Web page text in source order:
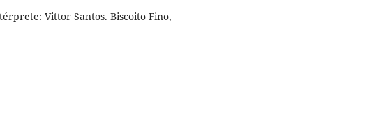
Vittor Santos. Biscoito Fino,